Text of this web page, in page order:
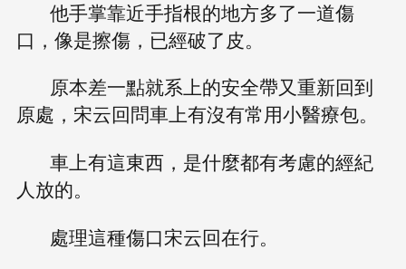
他手掌靠近手指根的地方多了一道傷
口，像是擦傷，已經破了皮。
原本差一點就系上的安全帶又重新回到
原處，宋云回問車上有沒有常用小醫療包。
車上有這東西，是什麼都有考慮的經紀
人放的。
處理這種傷口宋云回在行。